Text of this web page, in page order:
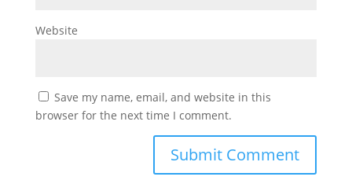
Website
Save my name, email, and website in this
browser for the next time I comment.